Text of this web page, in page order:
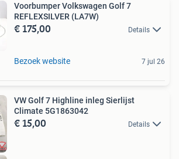
Voorbumper Volkswagen Golf 7
REFLEXSILVER (LA7W)
€ 175,00 Details
Bezoek website 7 jul 26
VW Golf 7 Highline inleg Sierlijst
Climate 5G1863042
€ 15,00 Details